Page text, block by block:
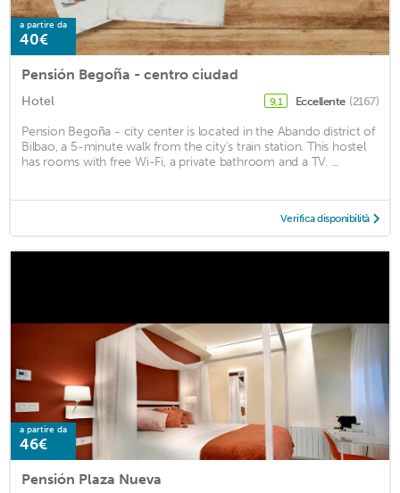
a partire da
40€
Pensión Begoña - centro ciudad
Hotel 9,1 Eccellente (2167)
Pension Begoña - city center is located in the Abando district of
Bilbao, a 5-minute walk from the city's train station. This hostel
has rooms with free Wi-Fi, a private bathroom and a TV. ...
Verifica disponibilità
a partire da
46€
Pensión Plaza Nueva